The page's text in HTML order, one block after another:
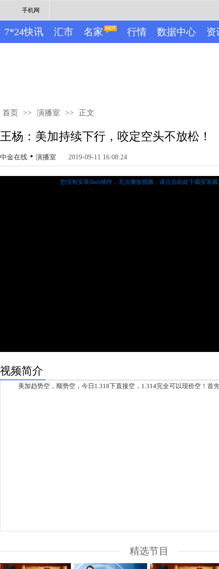
手机网
7*24快讯 汇市 名家 行情 数据中心 资
首页 >> 演播室 >> 正文
王杨：美加持续下行，咬定空头不放松！
中金在线 • 演播室 2019-09-11 16:08:24
您没有安装flash插件，无法播放视频， 请点击此处下载安装
视频简介
美加趋势空，顺势空，今日1.318下直接空，1.314完全可以现价空！首
精选节目